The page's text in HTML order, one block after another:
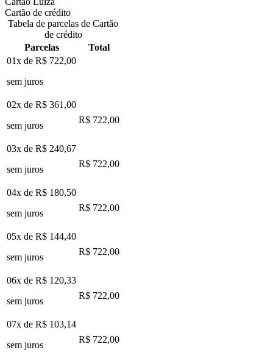
Cartão de crédito
Tabela de parcelas de Cartão
de crédito
Parcelas
Total
01x de R$ 722,00
sem juros
02x de R$ 361,00
sem juros
R$ 722,00
03x de R$ 240,67
sem juros
R$ 722,00
04x de R$ 180,50
sem juros
R$ 722,00
05x de R$ 144,40
sem juros
R$ 722,00
06x de R$ 120,33
sem juros
R$ 722,00
07x de R$ 103,14
sem juros
R$ 722,00